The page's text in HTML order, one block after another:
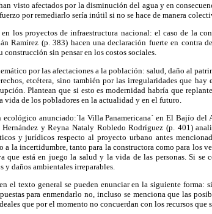
visto afectados por la disminución del agua y en
por remediarlo sería inútil si no se hace de manera
los proyectos de infraestructura nacional: el caso de la
Ramírez (p. 383) hacen una declaración fuerte en contra
sin pensar en los costos sociales.
por las afectaciones a la población: salud, daño al
etcétera, sino también por las irregularidades que
Plantean que si esto es modernidad habría que
vida de los pobladores en la actualidad y en el futuro.
anunciado:`la Villa Panamericana´ en El Bajío del
y Reyna Nataly Robledo Rodríguez (p. 401)
y jurídicos respecto al proyecto urbano antes
la incertidumbre, tanto para la constructora como para los
que está en juego la salud y la vida de las personas. Si se
daños ambientales irreparables.
el texto general se pueden enunciar en la siguiente forma:
para enmendarlo no, incluso se menciona que las
que por el momento no concuerdan con los recursos que